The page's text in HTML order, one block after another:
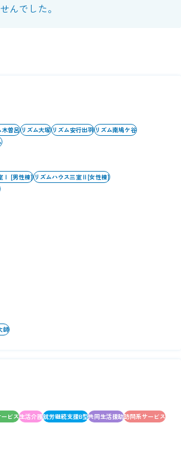
んでした。
木曽呂リズム大塚リズム安行出羽リズム南鳩ケ谷
Ⅰ [男性棟]リズムハウス三室Ⅱ[女性棟]
師
ビス生活介護就労継続支援B型共同生活援助訪問系サービス